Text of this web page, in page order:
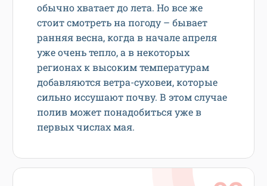
обычно хватает до лета. Но все же
стоит смотреть на погоду – бывает
ранняя весна, когда в начале апреля
уже очень тепло, а в некоторых
регионах к высоким температурам
добавляются ветра-суховеи, которые
сильно иссушают почву. В этом случае
полив может понадобиться уже в
первых числах мая.